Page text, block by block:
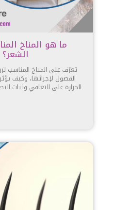
ما هو المناخ
الشعر؟
تعرّف على المناخ المناسب
الفصول لإجرائها، وكيف
الحرارة على التعافي وثبات